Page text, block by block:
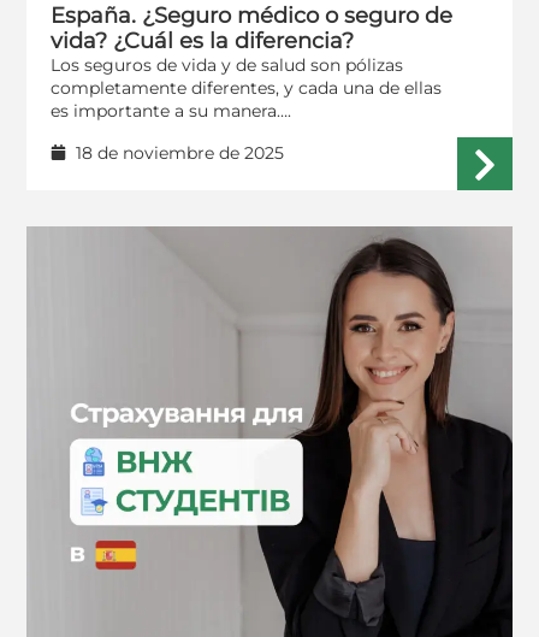
España. ¿Seguro médico o seguro de
vida? ¿Cuál es la diferencia?
Los seguros de vida y de salud son pólizas
completamente diferentes, y cada una de ellas
es importante a su manera….
18 de noviembre de 2025